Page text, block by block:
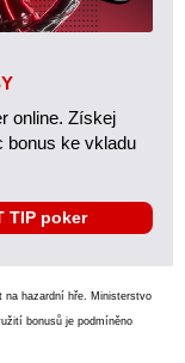
online. Získej
bonus ke vkladu
TIP poker
na hazardní hře. Ministerstvo
bonusů je podmíněno